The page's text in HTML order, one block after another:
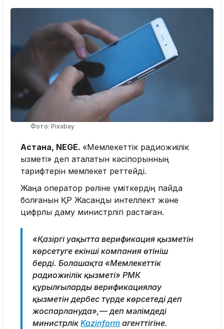
Фото: Pixabay
Астана, NEGE. «Мемлекеттік радиожиілік
қызметі» деп аталатын кәсіпорынның
тарифтерін мемлекет реттейді.
Жаңа оператор рөліне үміткердің пайда
болғанын ҚР Жасанды интеллект және
цифрлық даму министрлігі растаған.
«Қазіргі уақытта верификация қызметін
көрсетуге екінші компания өтініш
берді. Болашақта «Мемлекеттік
радиожиілік қызметі» РМК
құрылғыларды верификациялау
қызметін дербес түрде көрсетеді деп
жоспарлануда»,— деп мәлімдеді
министрлік Kazinform агенттігіне.